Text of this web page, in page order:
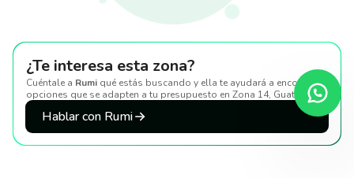
¿Te interesa esta zona?
Cuéntale a Rumi qué estás buscando y ella te ayudará a encontrar
opciones que se adapten a tu presupuesto en Zona 14, Guatemala.
Hablar con Rumi